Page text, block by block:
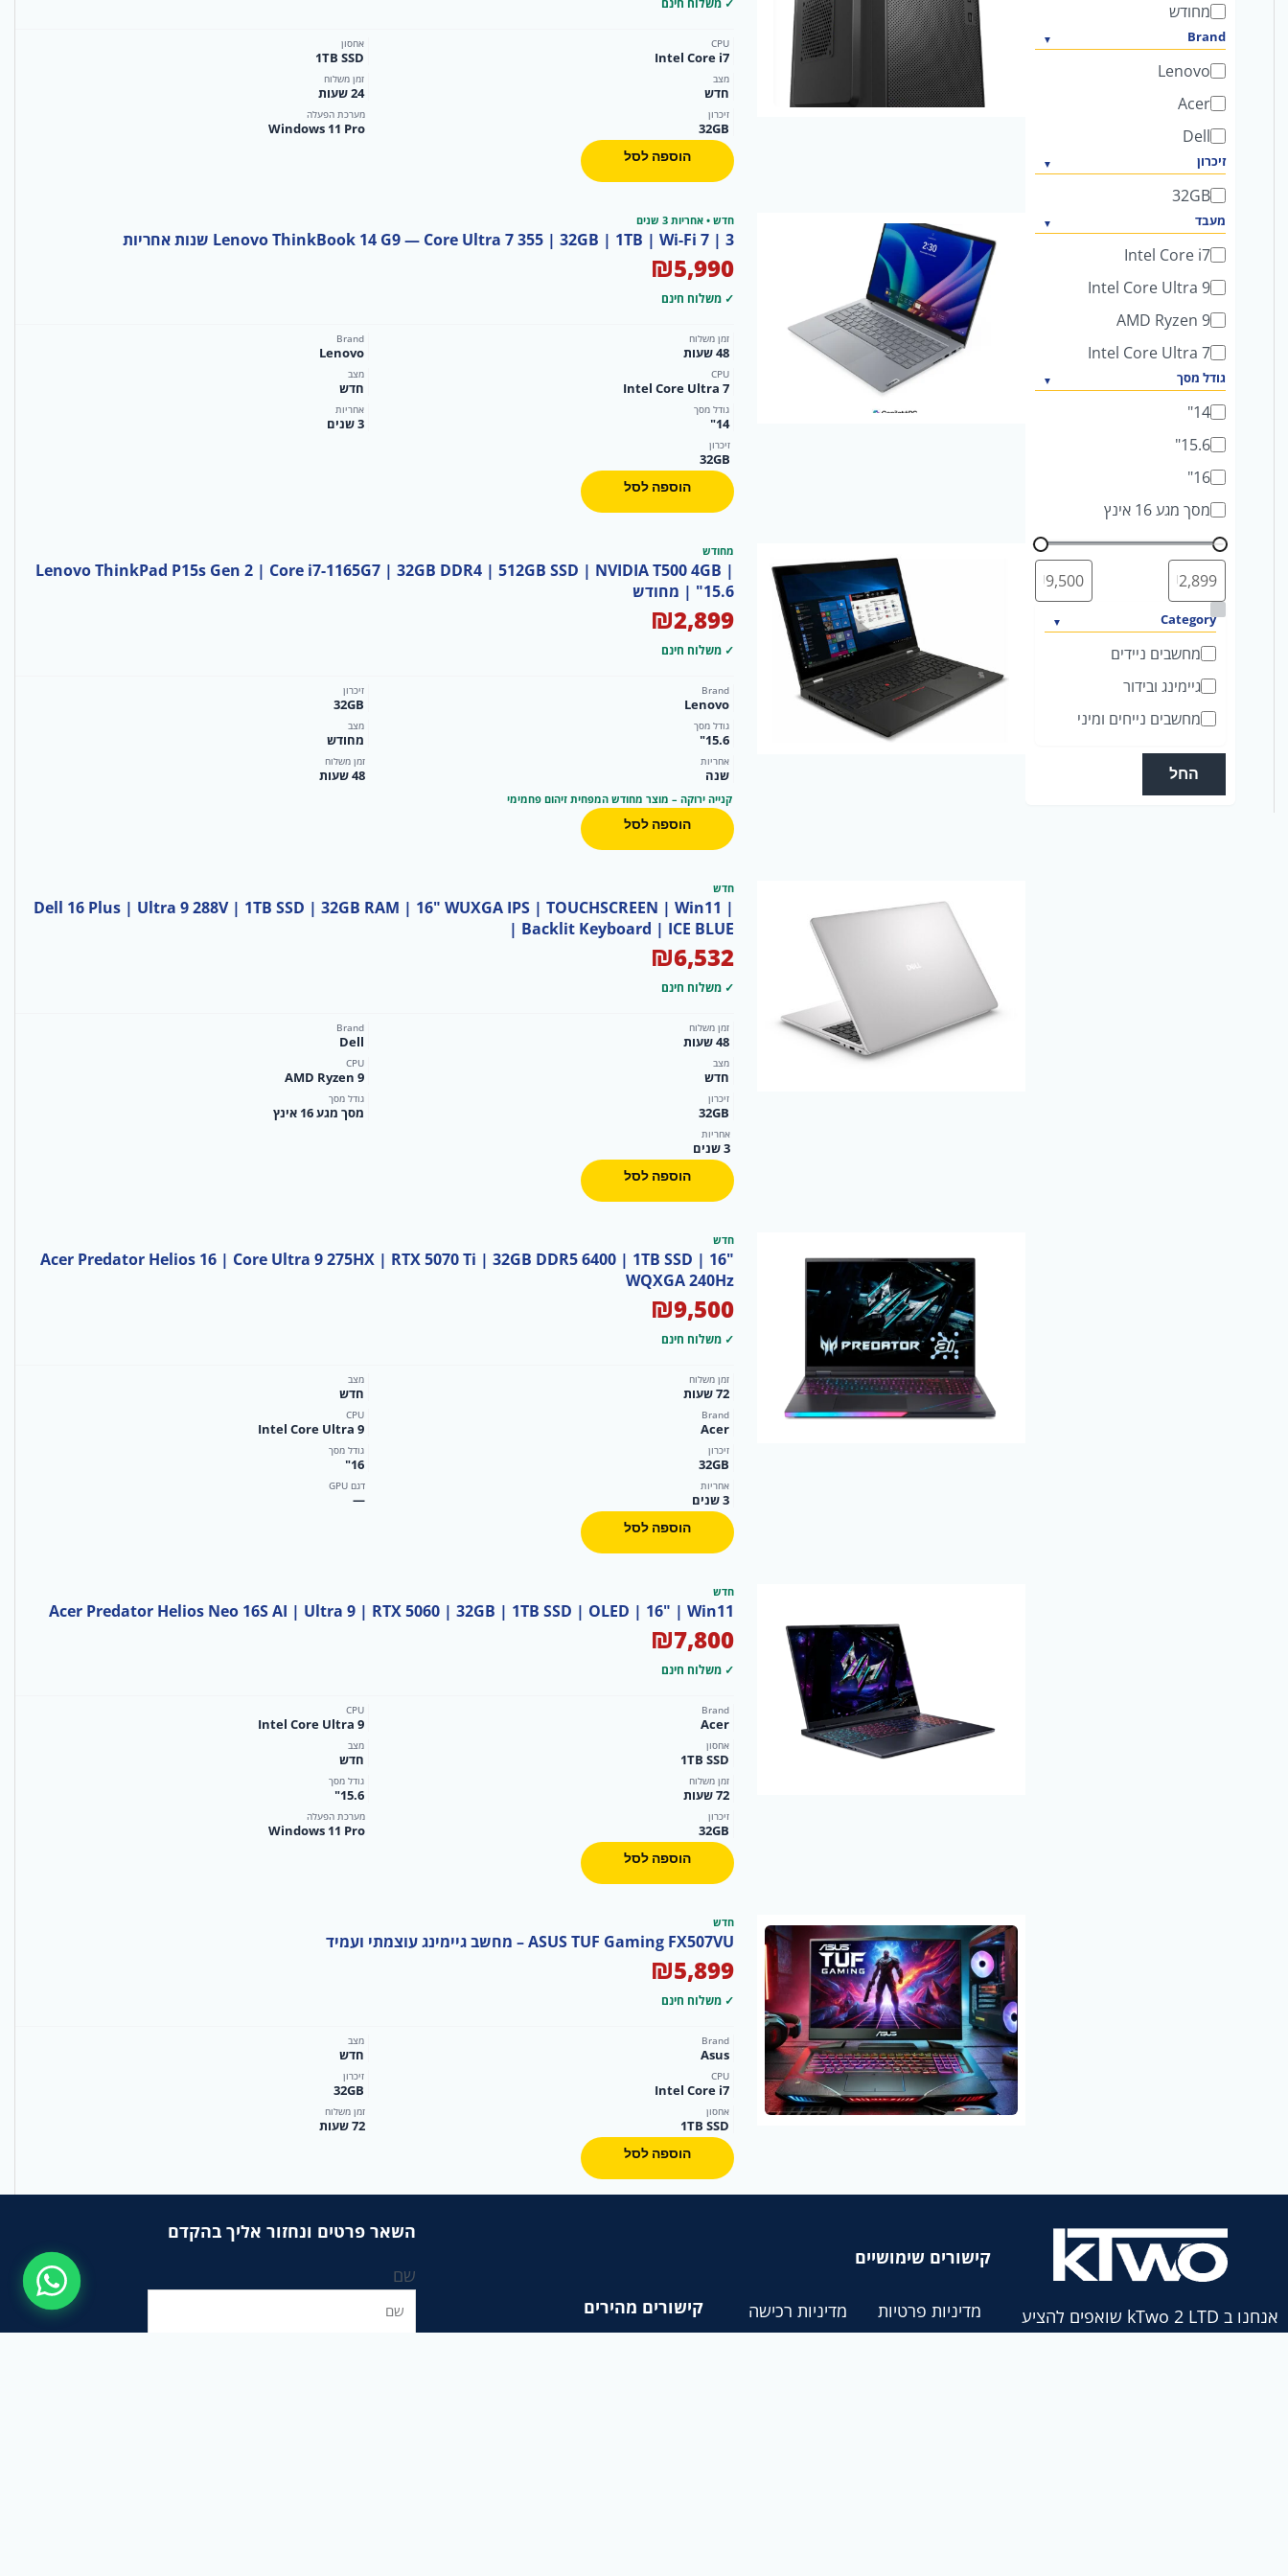
היה:
₪4,999.
✓ משלוח חינם
CPU
Intel Core i7
אחסון
1TB SSD
מצב
חדש
זמן משלוח
24 שעות
זיכרון
32GB
מערכת הפעלה
Windows 11 Pro
הוספה לסל
חדש • אחריות 3 שנים
Lenovo ThinkBook 14 G9 — Core Ultra 7 355 | 32GB | 1TB | Wi-Fi 7 | 3 שנות אחריות
₪5,990
✓ משלוח חינם
זמן משלוח
48 שעות
Brand
Lenovo
CPU
Intel Core Ultra 7
מצב
חדש
גודל מסך
14"
אחריות
3 שנים
זיכרון
32GB
הוספה לסל
מחודש
Lenovo ThinkPad P15s Gen 2 | Core i7-1165G7 | 32GB DDR4 | 512GB SSD | NVIDIA T500 4GB |
15.6" | מחודש
₪2,899
✓ משלוח חינם
Brand
Lenovo
זיכרון
32GB
גודל מסך
15.6"
מצב
מחודש
אחריות
שנה
זמן משלוח
48 שעות
קנייה ירוקה – מוצר מחודש המפחית זיהום פחמימי
הוספה לסל
חדש
Dell 16 Plus | Ultra 9 288V | 1TB SSD | 32GB RAM | 16" WUXGA IPS | TOUCHSCREEN | Win11 |
Backlit Keyboard | ICE BLUE |
₪6,532
✓ משלוח חינם
זמן משלוח
48 שעות
Brand
Dell
מצב
חדש
CPU
AMD Ryzen 9
זיכרון
32GB
גודל מסך
מסך מגע 16 אינץ
אחריות
3 שנים
הוספה לסל
חדש
Acer Predator Helios 16 | Core Ultra 9 275HX | RTX 5070 Ti | 32GB DDR5 6400 | 1TB SSD | 16"
WQXGA 240Hz
₪9,500
✓ משלוח חינם
זמן משלוח
72 שעות
מצב
חדש
Brand
Acer
CPU
Intel Core Ultra 9
זיכרון
32GB
גודל מסך
16"
אחריות
3 שנים
דגם GPU
—
הוספה לסל
חדש
Acer Predator Helios Neo 16S AI | Ultra 9 | RTX 5060 | 32GB | 1TB SSD | OLED | 16" | Win11
₪7,800
✓ משלוח חינם
Brand
Acer
CPU
Intel Core Ultra 9
אחסון
1TB SSD
מצב
חדש
זמן משלוח
72 שעות
גודל מסך
15.6"
זיכרון
32GB
מערכת הפעלה
Windows 11 Pro
הוספה לסל
חדש
ASUS TUF Gaming FX507VU – מחשב גיימינג עוצמתי ועמיד
₪5,899
✓ משלוח חינם
Brand
Asus
מצב
חדש
CPU
Intel Core i7
זיכרון
32GB
אחסון
1TB SSD
זמן משלוח
72 שעות
הוספה לסל
מחודש
Brand
Lenovo
Acer
Dell
זיכרון
32GB
מעבד
Intel Core i7
Intel Core Ultra 9
AMD Ryzen 9
Intel Core Ultra 7
גודל מסך
14"
15.6"
16"
מסך מגע 16 אינץ
Category
ק
ט
ג
ו
ה
מחשבים ניידים
גיימינג ובידור
מחשבים נייחים ומיני
החל
אנחנו ב kTwo 2 LTD שואפים להציע
קישורים שימושיים
מדיניות פרטיות מדיניות רכישה
קישורים מהירים
השאר פרטים ונחזור אליך בהקדם
שם